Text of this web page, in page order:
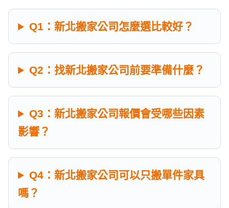
Q1：新北搬家公司怎麼選比較好？
Q2：找新北搬家公司前要準備什麼？
Q3：新北搬家公司報價會受哪些因素
影響？
Q4：新北搬家公司可以只搬單件家具
嗎？